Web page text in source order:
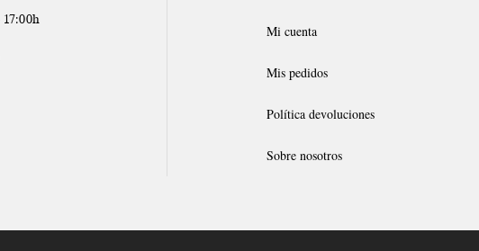
17:00h
Mi cuenta
Mis pedidos
Política devoluciones
Sobre nosotros